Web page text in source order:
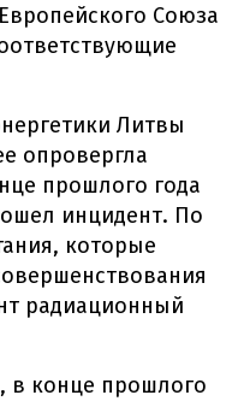
Союза
Литвы
опровергла
прошлого года
инцидент. По
которые
радиационный
в конце прошлого